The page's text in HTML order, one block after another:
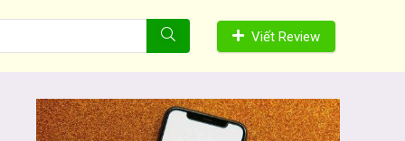
Viết Review